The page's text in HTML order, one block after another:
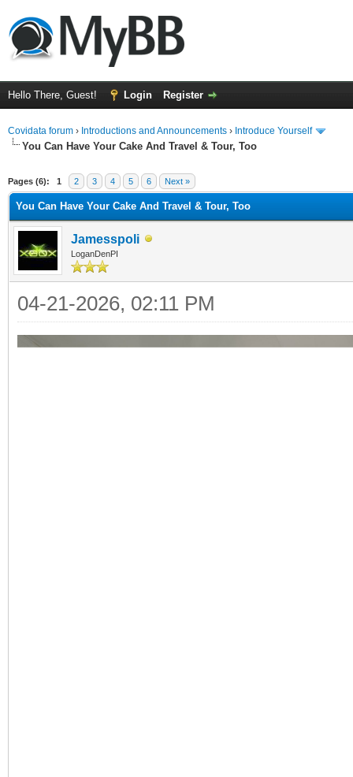
Hello There, Guest! Login Register
Covidata forum › Introductions and Announcements › Introduce Yourself
You Can Have Your Cake And Travel & Tour, Too
Pages (6): 1 2 3 4 5 6 Next »
You Can Have Your Cake And Travel & Tour, Too
Jamesspoli
LoganDenPI
04-21-2026, 02:11 PM